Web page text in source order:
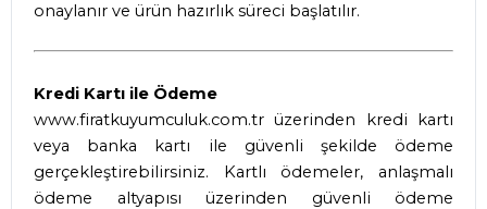
onaylanır ve ürün hazırlık süreci başlatılır.
Kredi Kartı ile Ödeme
www.firatkuyumculuk.com.tr üzerinden kredi kartı
veya banka kartı ile güvenli şekilde ödeme
gerçekleştirebilirsiniz. Kartlı ödemeler, anlaşmalı
ödeme altyapısı üzerinden güvenli ödeme